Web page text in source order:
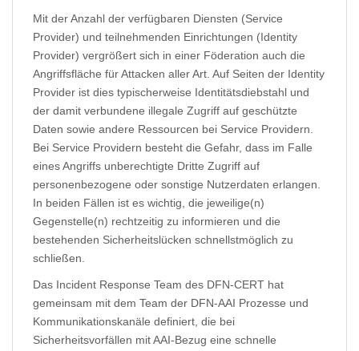
Mit der Anzahl der verfügbaren Diensten (Service
Provider) und teilnehmenden Einrichtungen (Identity
Provider) vergrößert sich in einer Föderation auch die
Angriffsfläche für Attacken aller Art. Auf Seiten der Identity
Provider ist dies typischerweise Identitätsdiebstahl und
der damit verbundene illegale Zugriff auf geschützte
Daten sowie andere Ressourcen bei Service Providern.
Bei Service Providern besteht die Gefahr, dass im Falle
eines Angriffs unberechtigte Dritte Zugriff auf
personenbezogene oder sonstige Nutzerdaten erlangen.
In beiden Fällen ist es wichtig, die jeweilige(n)
Gegenstelle(n) rechtzeitig zu informieren und die
bestehenden Sicherheitslücken schnellstmöglich zu
schließen.
Das Incident Response Team des DFN-CERT hat
gemeinsam mit dem Team der DFN-AAI Prozesse und
Kommunikationskanäle definiert, die bei
Sicherheitsvorfällen mit AAI-Bezug eine schnelle